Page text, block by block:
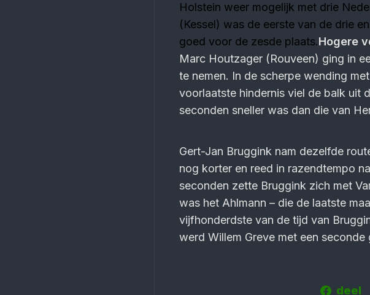
Holstein weer mogelijk met drie
(Kessel) was de eerste van de drie
goed voor de zesde plaats.Hogere
Marc Houtzager (Rouveen) ging in
te nemen. In de scherpe wending
voorlaatste hindernis viel de balk uit
seconden sneller was dan die van
Gert-Jan Bruggink nam dezelfde
nog korter en reed in razendtempo
seconden zette Bruggink zich met
was het Ahlmann – die de laatste
vijfhonderdste van de tijd van
werd Willem Greve met een
deel